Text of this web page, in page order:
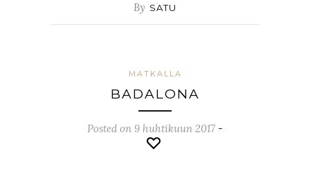
By SATU
MATKALLA
BADALONA
Posted on 9 huhtikuun 2017 -